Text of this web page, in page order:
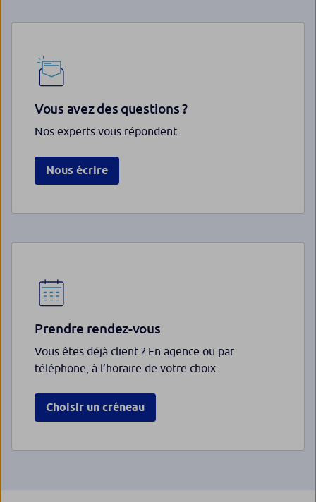
Vous avez des questions ?
Nos experts vous répondent.
Nous écrire
Prendre rendez-vous
Vous êtes déjà client ? En agence ou par
téléphone, à l’horaire de votre choix.
Choisir un créneau